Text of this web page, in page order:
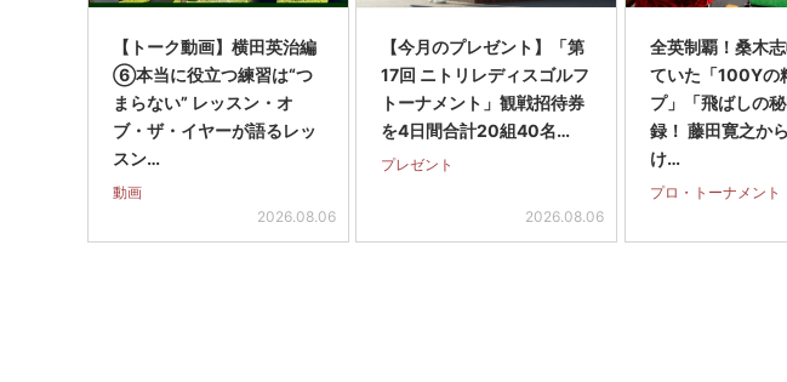
【トーク動画】横田英治編
⑥本当に役立つ練習は“つ
まらない” レッスン・オ
ブ・ザ・イヤーが語るレッ
スン…
動画
2026.08.06
【今月のプレゼント】「第
17回 ニトリレディスゴルフ
トーナメント」観戦招待券
を4日間合計20組40名…
プレゼント
2026.08.06
全英制覇！桑木
ていた「100Yの
プ」「飛ばしの
録！ 藤田寛之か
け…
プロ・トーナメント